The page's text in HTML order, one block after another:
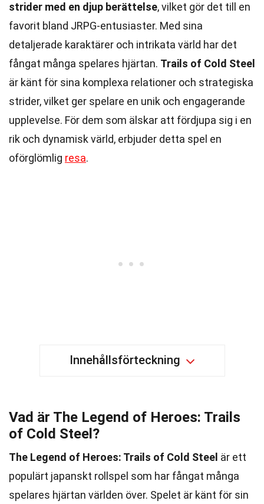
strider med en djup berättelse, vilket gör det till en
favorit bland JRPG-entusiaster. Med sina
detaljerade karaktärer och intrikata värld har det
fångat många spelares hjärtan. Trails of Cold Steel
är känt för sina komplexa relationer och strategiska
strider, vilket ger spelare en unik och engagerande
upplevelse. För dem som älskar att fördjupa sig i en
rik och dynamisk värld, erbjuder detta spel en
oförglömlig resa.
Innehållsförteckning
Vad är The Legend of Heroes: Trails
of Cold Steel?
The Legend of Heroes: Trails of Cold Steel är ett
populärt japanskt rollspel som har fångat många
spelares hjärtan världen över. Spelet är känt för sin